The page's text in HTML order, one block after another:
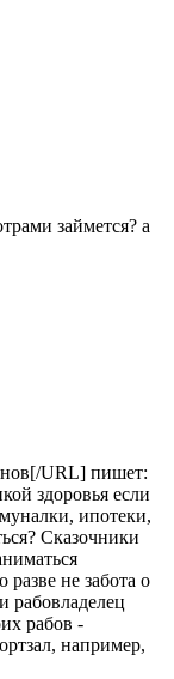
займется? а
URL] пишет:
здоровья если
ипотеки,
Сказочники
разве не забота о
рабовладелец
рабов -
например,